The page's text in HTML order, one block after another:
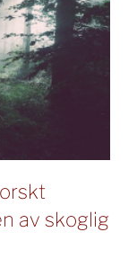
av skoglig